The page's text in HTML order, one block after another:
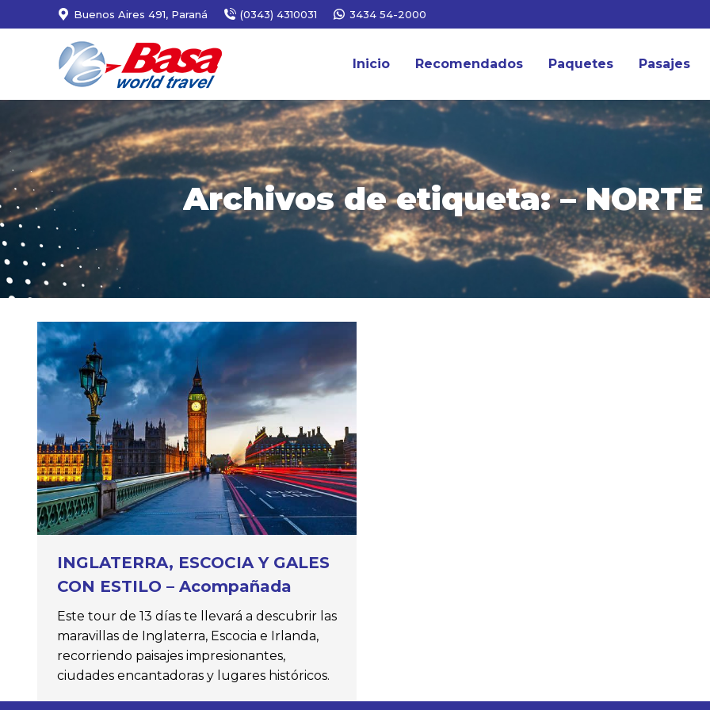
Buenos Aires 491, Paraná (0343) 4310031 3434 54-2000
Inicio Recomendados Paquetes Pasajes
Archivos de etiqueta:–
INGLATERRA, ESCOCIA Y GALES
CON ESTILO – Acompañada
Este tour de 13 días te llevará a descubrir las
maravillas de Inglaterra, Escocia e Irlanda,
recorriendo paisajes impresionantes,
ciudades encantadoras y lugares históricos.